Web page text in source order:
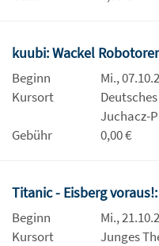
kuubi: Wackel
Beginn
Mi.,
Kursort
Juchacz-
Gebühr
0,00 €
Titanic - Eisberg
Beginn
Mi.,
Kursort
Junges